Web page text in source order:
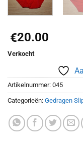
€20.00
Verkocht
Artikelnummer: 045
Categorieën: Gedragen